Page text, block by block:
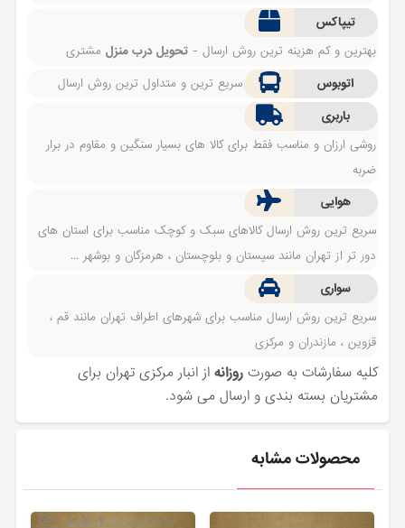
تیپاکس
بهترین و کم هزینه ترین روش ارسال -تحویل درب منزل مشتری
اتوبوس
سریع ترین و متداول ترین روش ارسال
باربری
روشی ارزان و مناسب فقط برای کالا های بسیار سنگین و مقاوم در برار
ضربه
هوایی
سریع ترین روش ارسال کالاهای سبک و کوچک مناسب برای استان های
دور تر از تهران مانند سیستان و بلوچستان ، هرمزگان و بوشهر ...
سواری
سریع ترین روش ارسال مناسب برای شهرهای اطراف تهران مانند قم ،
قزوین ، مازندران و مرکزی
کلیه سفارشات به صورتروزانه از انبار مرکزی تهران برای
مشتریان بسته بندی و ارسال می شود.
محصولات مشابه